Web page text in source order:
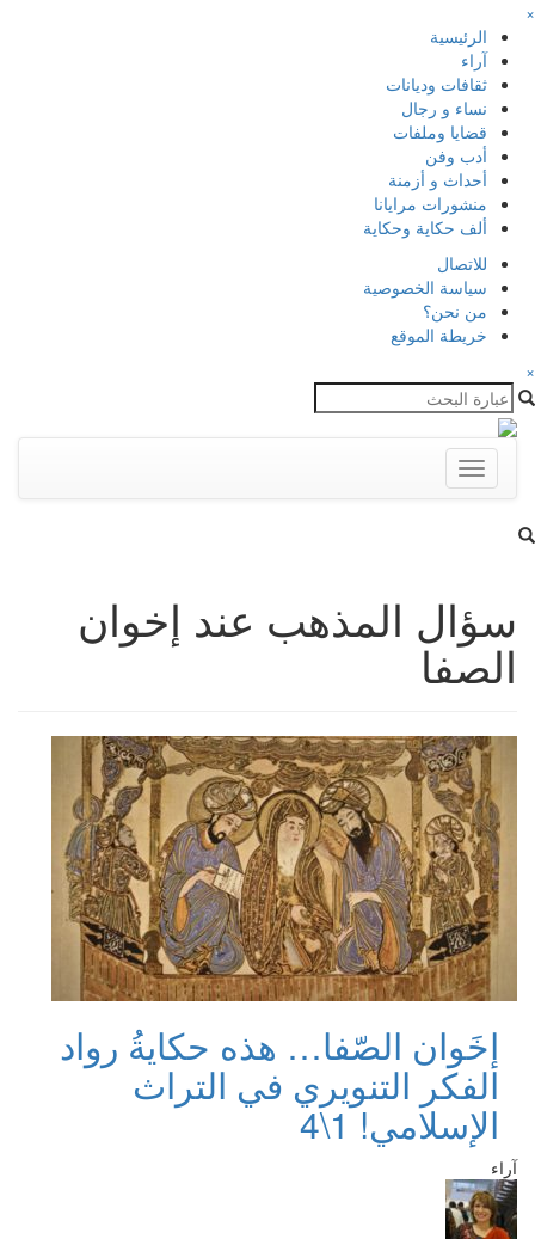
×
الرئيسية
آراء
ثقافات وديانات
نساء و رجال
قضايا وملفات
أدب وفن
أحداث و أزمنة
منشورات مرايانا
ألف حكاية وحكاية
للاتصال
سياسة الخصوصية
من نحن؟
خريطة الموقع
×
Toggle
navigation
سؤال المذهب عند إخوان
الصفا
إخَوان الصّفا… هذه حكايةُ رواد
الفكر التنويري في التراث
الإسلامي! 1\4
آراء